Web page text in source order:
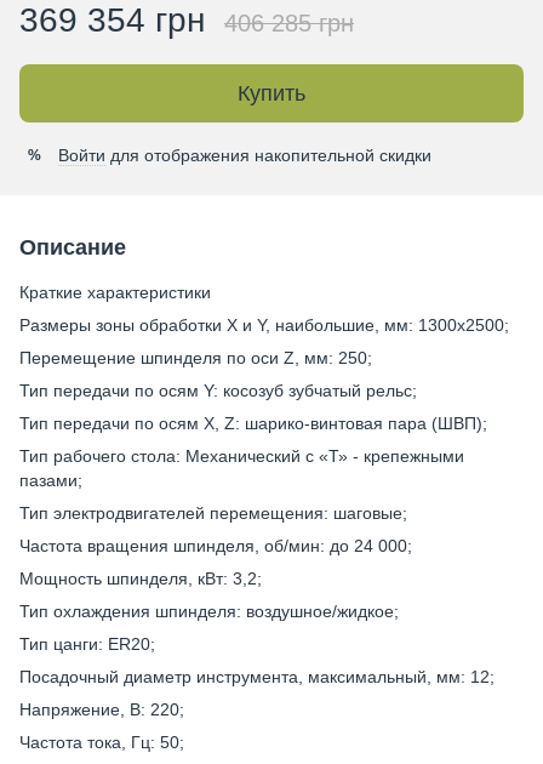
369 354 грн 406 285 грн
Купить
% Войти для отображения накопительной скидки
Описание
Краткие характеристики
Размеры зоны обработки X и Y, наибольшие, мм: 1300х2500;
Перемещение шпинделя по оси Z, мм: 250;
Тип передачи по осям Y: косозуб зубчатый рельс;
Тип передачи по осям X, Z: шарико-винтовая пара (ШВП);
Тип рабочего стола: Механический с «Т» - крепежными
пазами;
Тип электродвигателей перемещения: шаговые;
Частота вращения шпинделя, об/мин: до 24 000;
Мощность шпинделя, кВт: 3,2;
Тип охлаждения шпинделя: воздушное/жидкое;
Тип цанги: ER20;
Посадочный диаметр инструмента, максимальный, мм: 12;
Напряжение, В: 220;
Частота тока, Гц: 50;